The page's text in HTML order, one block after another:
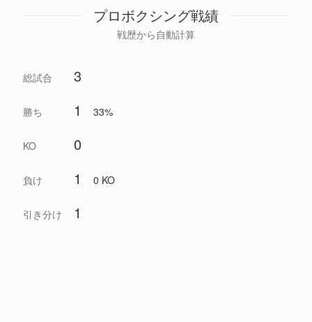
プロボクシング戦績
戦歴から自動計算
総試合 3
勝ち 1 33%
KO 0
負け 1 0 KO
引き分け 1